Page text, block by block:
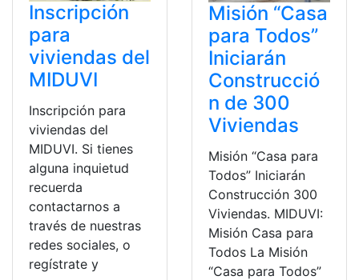
Inscripción
para
viviendas del
MIDUVI
Inscripción para
viviendas del
MIDUVI. Si tienes
alguna inquietud
recuerda
contactarnos a
través de nuestras
redes sociales, o
regístrate y
Misión “Casa
para Todos”
Iniciarán
Construcció
n de 300
Viviendas
Misión “Casa para
Todos” Iniciarán
Construcción 300
Viviendas. MIDUVI:
Misión Casa para
Todos La Misión
“Casa para Todos”